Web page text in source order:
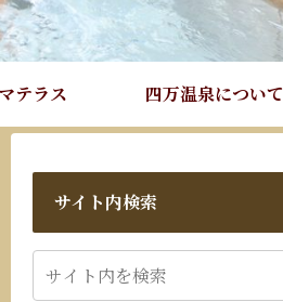
テラス 四万温泉について
サイト内検索